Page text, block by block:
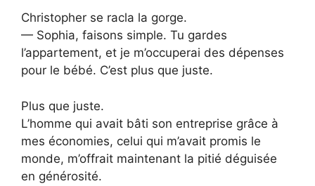
Christopher se racla la gorge.
— Sophia, faisons simple. Tu gardes
l’appartement, et je m’occuperai des dépenses
pour le bébé. C’est plus que juste.
Plus que juste.
L’homme qui avait bâti son entreprise grâce à
mes économies, celui qui m’avait promis le
monde, m’offrait maintenant la pitié déguisée
en générosité.